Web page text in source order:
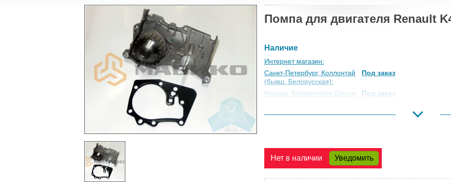
Помпа для двигателя Renault
Наличие
Интернет магазин:
Санкт-Петербург, Коллонтай
(бывш. Белорусская):
Под заказ
Москва, Коровинское Шоссе:
Под заказ
Великий Новгород:
Под заказ
Под заказ
Тверь:
Под заказ
Нет в наличии Уведомить